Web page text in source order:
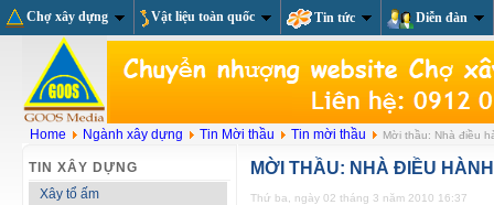
Chợ xây dựng Vật liệu toàn quốc Tin tức Diễn đàn
Home Ngành xây dựng Tin Mời thầu Tin mời thầu Mời thầu: Nhà điều
TIN XÂY DỰNG
Xây tổ ấm
MỜI THẦU: NHÀ ĐIỀU
Thứ ba, ngày 02 tháng 3 năm 2010 16:37